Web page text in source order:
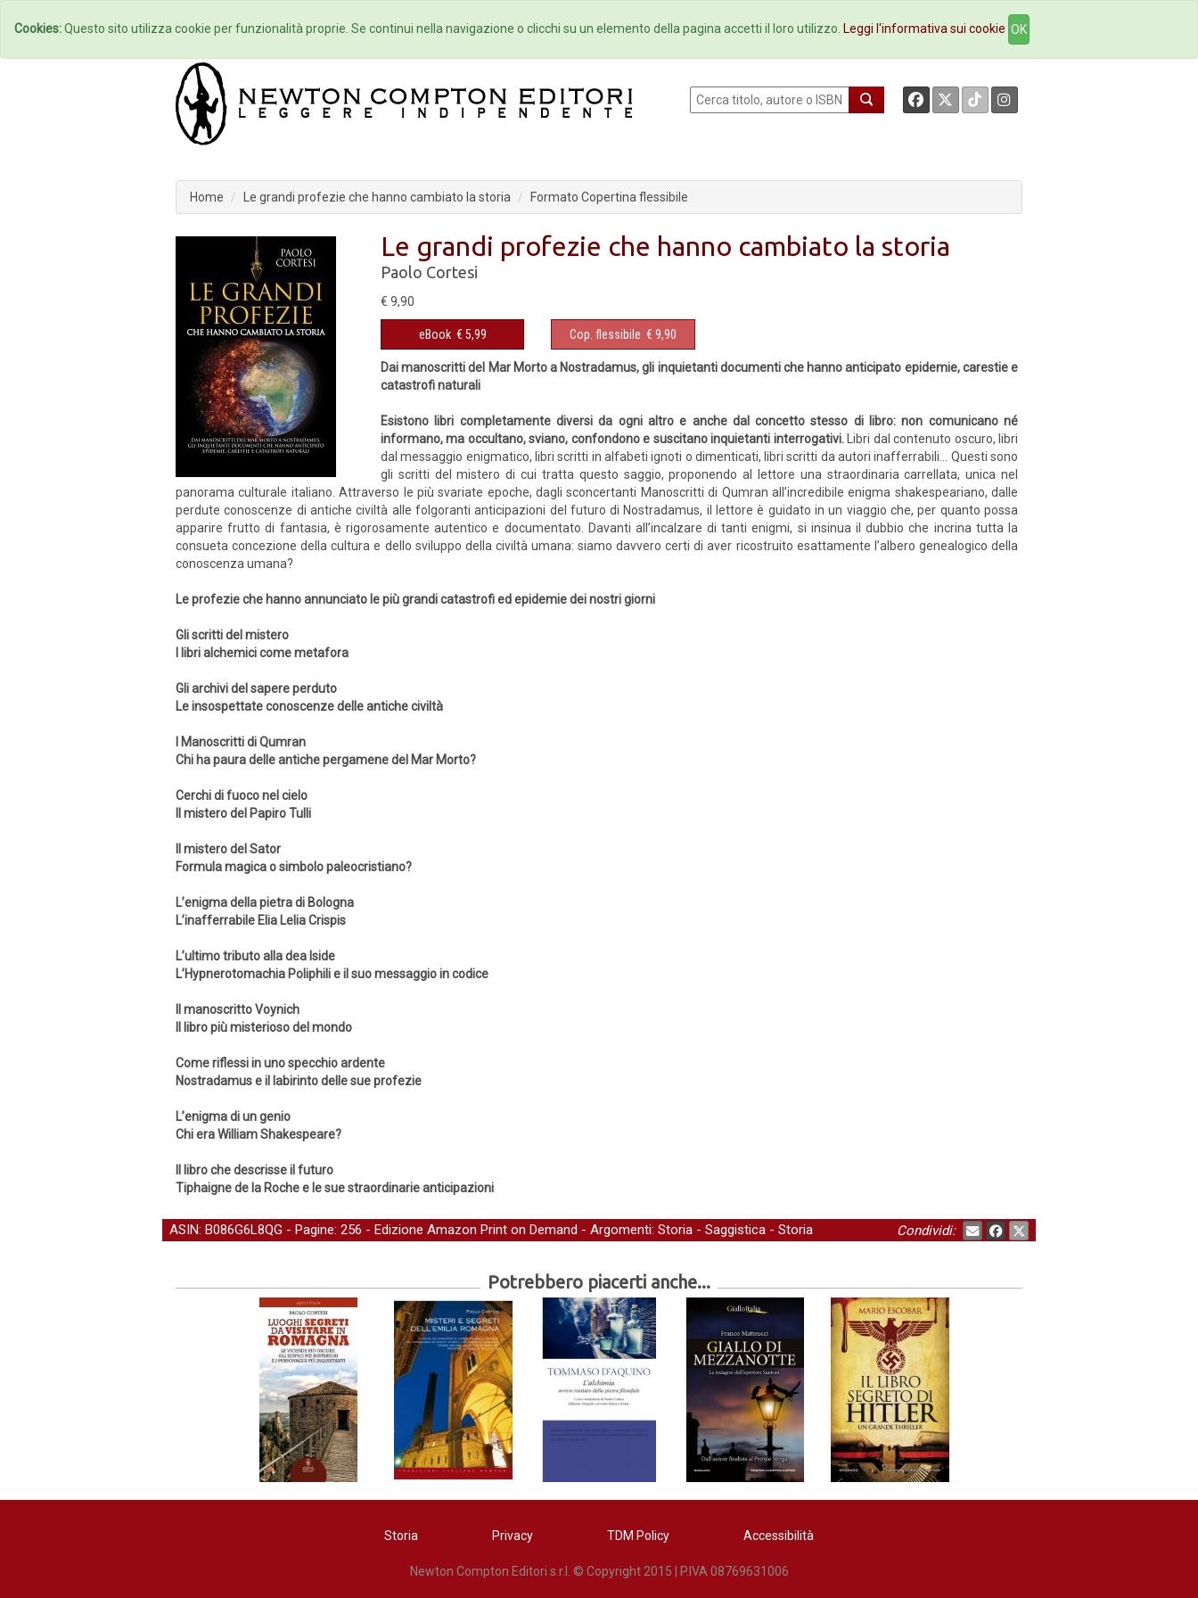
Home Autori Eventi Collane Newsletter Ebookstore Contatti
Home Le grandi profezie che hanno cambiato la storia Formato Copertina flessibile
Le grandi profezie che hanno cambiato la storia
Paolo Cortesi
€ 9,90
eBook € 5,99 Cop. flessibile € 9,90
Dai manoscritti del Mar Morto a Nostradamus, gli inquietanti documenti che hanno anticipato epidemie, carestie e
catastrofi naturali
Esistono libri completamente diversi da ogni altro e anche dal concetto stesso di libro: non comunicano né
informano, ma occultano, sviano, confondono e suscitano inquietanti interrogativi.Libri dal contenuto oscuro, libri
dal messaggio enigmatico, libri scritti in alfabeti ignoti o dimenticati, libri scritti da autori inafferrabili… Questi sono
gli scritti del mistero di cui tratta questo saggio, proponendo al lettore una straordinaria carrellata, unica nel
panorama culturale italiano. Attraverso le più svariate epoche, dagli sconcertanti Manoscritti di Qumran all’incredibile enigma shakespeariano, dalle
perdute conoscenze di antiche civiltà alle folgoranti anticipazioni del futuro di Nostradamus, il lettore è guidato in un viaggio che, per quanto possa
apparire frutto di fantasia, è rigorosamente autentico e documentato. Davanti all’incalzare di tanti enigmi, si insinua il dubbio che incrina tutta la
consueta concezione della cultura e dello sviluppo della civiltà umana: siamo davvero certi di aver ricostruito esattamente l’albero genealogico della
conoscenza umana?
Le profezie che hanno annunciato le più grandi catastrofi ed epidemie dei nostri giorni
Gli scritti del mistero
I libri alchemici come metafora
Gli archivi del sapere perduto
Le insospettate conoscenze delle antiche civiltà
I Manoscritti di Qumran
Chi ha paura delle antiche pergamene del Mar Morto?
Cerchi di fuoco nel cielo
Il mistero del Papiro Tulli
Il mistero del Sator
Formula magica o simbolo paleocristiano?
L’enigma della pietra di Bologna
L’inafferrabile Elia Lelia Crispis
L’ultimo tributo alla dea Iside
L’Hypnerotomachia Poliphili e il suo messaggio in codice
Il manoscritto Voynich
Il libro più misterioso del mondo
Come riflessi in uno specchio ardente
Nostradamus e il labirinto delle sue profezie
L’enigma di un genio
Chi era William Shakespeare?
Il libro che descrisse il futuro
Tiphaigne de la Roche e le sue straordinarie anticipazioni
ASIN: B086G6L8QG - Pagine: 256 - Edizione Amazon Print on Demand - Argomenti: Storia - Saggistica - Storia Condividi:
Potrebbero piacerti anche...
Storia Privacy TDM Policy Accessibilità
Newton Compton Editori s.r.l. © Copyright 2015 | P.IVA 08769631006
Cookies:Questo sito utilizza cookie per funzionalità proprie. Se continui nella navigazione o clicchi su un elemento della pagina accetti il loro utilizzo. Leggi l'informativa sui cookie OK